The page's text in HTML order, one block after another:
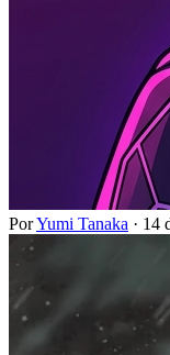
PorYumi Tanaka · 14